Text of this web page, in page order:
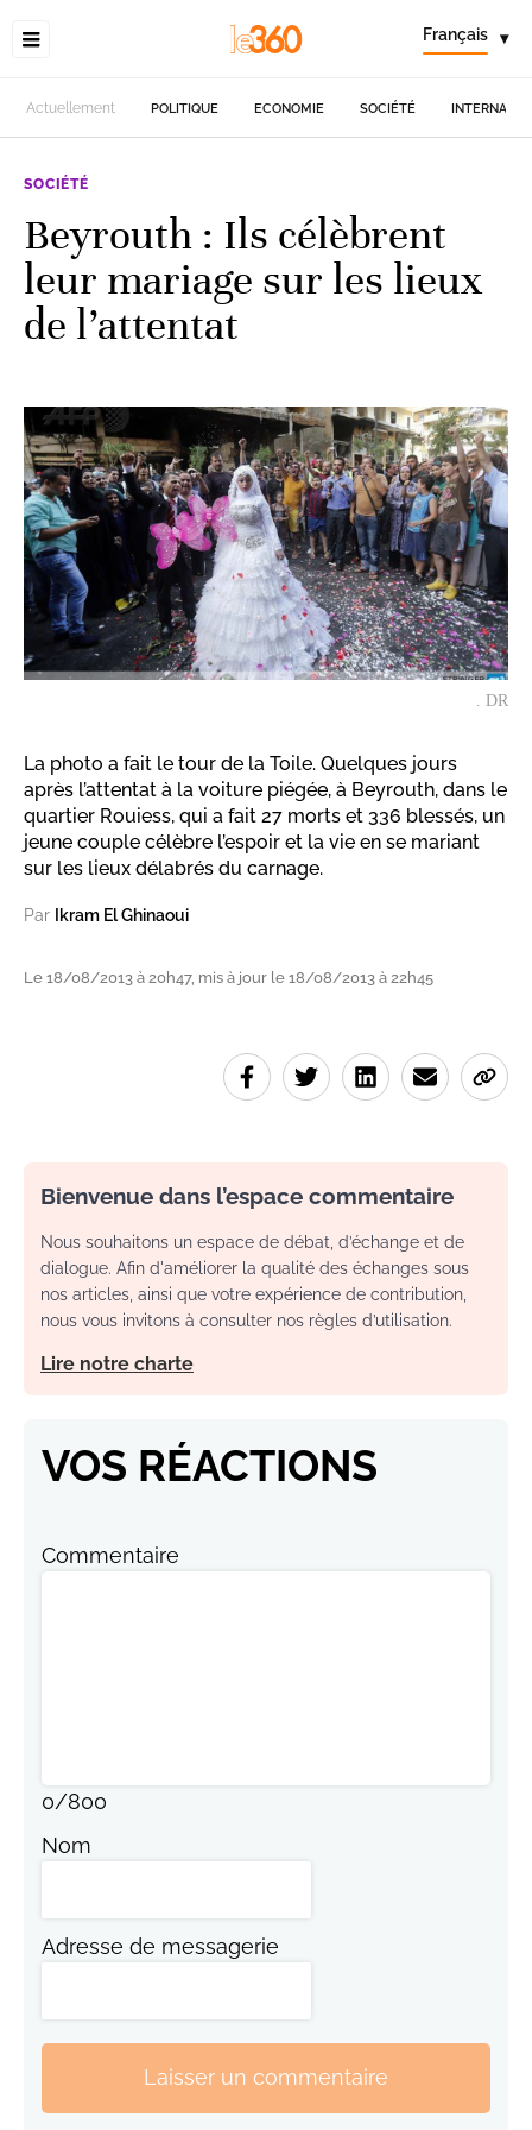
Français ▾
Actuellement POLITIQUE ECONOMIE SOCIÉTÉ
SOCIÉTÉ
Beyrouth : Ils célèbrent
leur mariage sur les lieux
de l’attentat
. DR
La photo a fait le tour de la Toile. Quelques jours
après l’attentat à la voiture piégée, à Beyrouth, dans le
quartier Rouiess, qui a fait 27 morts et 336 blessés, un
jeune couple célèbre l’espoir et la vie en se mariant
sur les lieux délabrés du carnage.
Par Ikram El Ghinaoui
Le 18/08/2013 à 20h47, mis à jour le 18/08/2013 à 22h45
Bienvenue dans l’espace commentaire
Nous souhaitons un espace de débat, d’échange et de
dialogue. Afin d'améliorer la qualité des échanges sous
nos articles, ainsi que votre expérience de contribution,
nous vous invitons à consulter nos règles d’utilisation.
Lire notre charte
VOS RÉACTIONS
Commentaire
0/800
Nom
Adresse de messagerie
Laisser un commentaire